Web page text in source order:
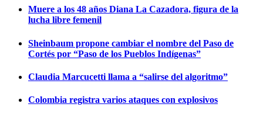
Muere a los 48 años Diana La Cazadora, figura de la
lucha libre femenil
Sheinbaum propone cambiar el nombre del Paso de
Cortés por “Paso de los Pueblos Indígenas”
Claudia Marcucetti llama a “salirse del algoritmo”
Colombia registra varios ataques con explosivos